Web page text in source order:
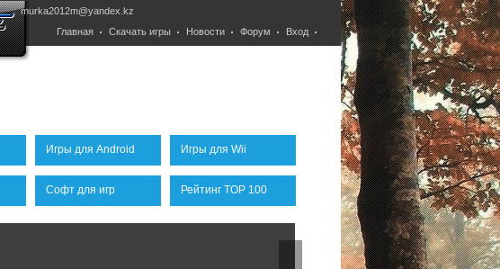
murka2012m@yandex.kz
Главная
Скачать игры Новости Форум Вход
Игры для Android Игры для Wii
Софт для игр Рейтинг TOP 100